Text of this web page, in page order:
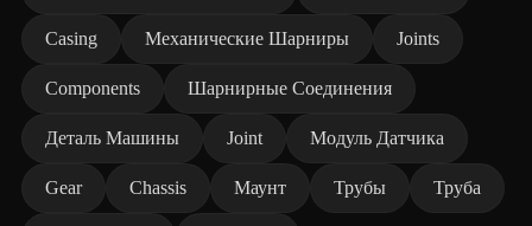
Casing Механические Шарниры Joints
Components Шарнирные Соединения
Деталь Машины Joint Модуль Датчика
Gear Chassis Маунт Трубы Труба